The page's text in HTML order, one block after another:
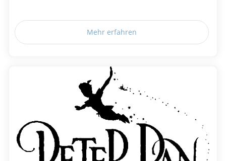
Mehr erfahren